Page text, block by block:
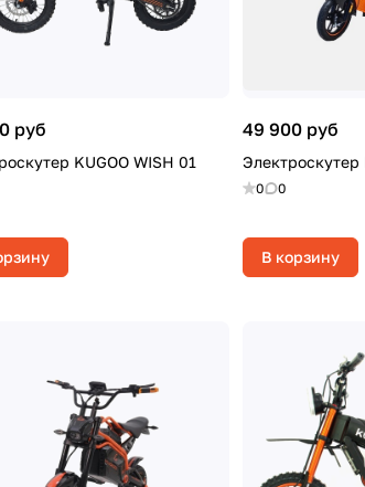
руб
KUGOO WISH 01
49 900 руб
Электроскутер
0 0
В корзину